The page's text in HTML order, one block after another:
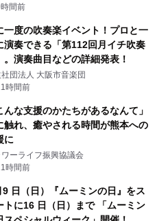
間前
一度の吹奏楽イベント！プロと一
演奏できる「第112回月イチ吹奏
。演奏曲目などの詳細発表！
団法人 大阪市音楽団
時間前
んな支援のかたちがあるなんて」
触れ、癒やされる時間が熊本への
に
ワーライフ振興協議会
時間前
9 日（日）『ムーミンの日』をス
トに16 日（日）まで 「ムーミン